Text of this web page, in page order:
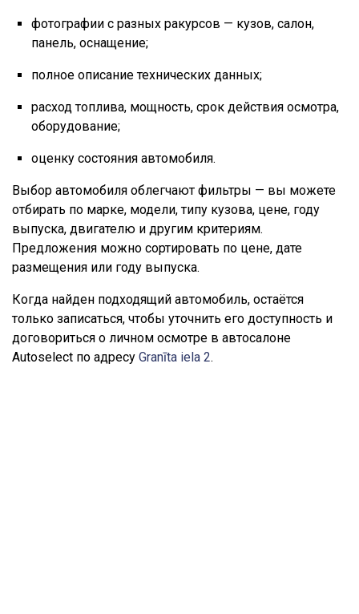
фотографии с разных ракурсов — кузов, салон,
панель, оснащение;
полное описание технических данных;
расход топлива, мощность, срок действия осмотра,
оборудование;
оценку состояния автомобиля.
Выбор автомобиля облегчают фильтры — вы можете
отбирать по марке, модели, типу кузова, цене, году
выпуска, двигателю и другим критериям.
Предложения можно сортировать по цене, дате
размещения или году выпуска.
Когда найден подходящий автомобиль, остаётся
только записаться, чтобы уточнить его доступность и
договориться о личном осмотре в автосалоне
Autoselect по адресу Granīta iela 2.